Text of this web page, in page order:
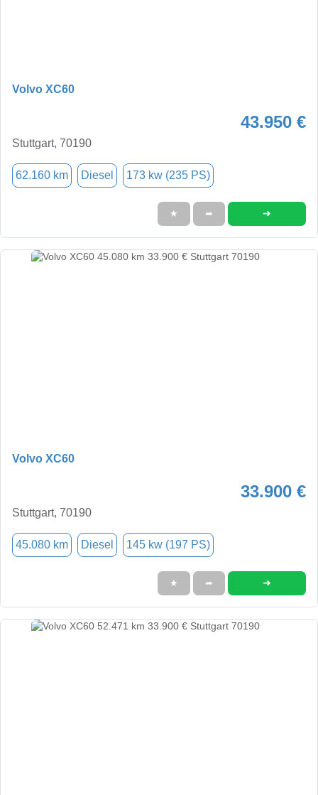
Volvo XC60
43.950 €
Stuttgart, 70190
62.160 km Diesel 173 kw (235 PS)
★ ➦ ➜
Volvo XC60
33.900 €
Stuttgart, 70190
45.080 km Diesel 145 kw (197 PS)
★ ➦ ➜